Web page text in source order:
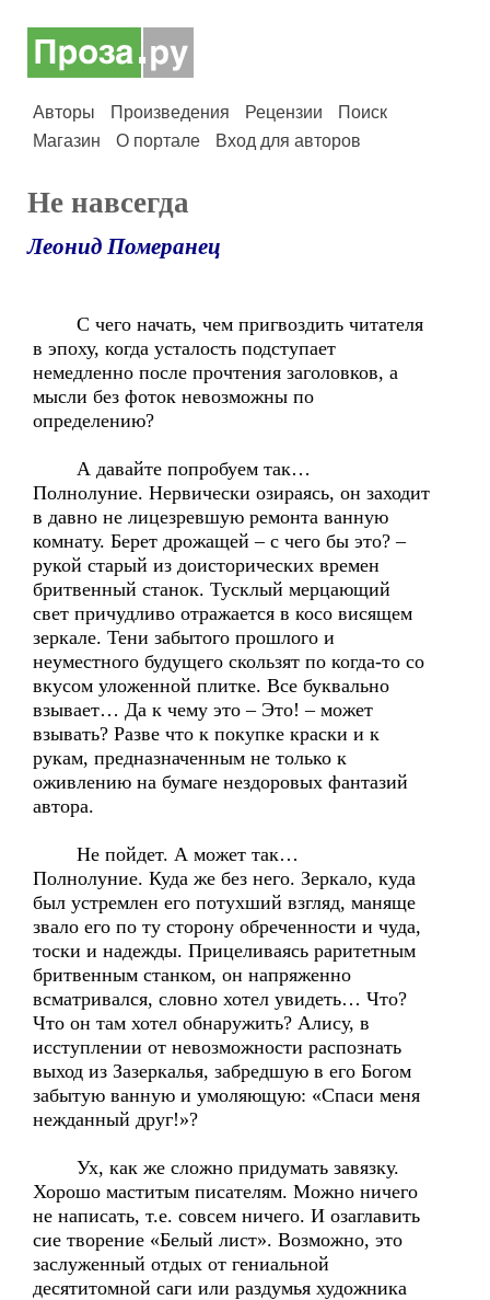
Авторы Произведения Рецензии
Поиск
Магазин
О портале Вход для авторов
Не навсегда
Леонид Померанец
С чего начать, чем пригвоздить читателя
в эпоху, когда усталость подступает
немедленно после прочтения заголовков, а
мысли без фоток невозможны по
определению?
А давайте попробуем так…
Полнолуние. Нервически озираясь, он заходит
в давно не лицезревшую ремонта ванную
комнату. Берет дрожащей – с чего бы это? –
рукой старый из доисторических времен
бритвенный станок. Тусклый мерцающий
свет причудливо отражается в косо висящем
зеркале. Тени забытого прошлого и
неуместного будущего скользят по когда-то со
вкусом уложенной плитке. Все буквально
взывает… Да к чему это – Это! – может
взывать? Разве что к покупке краски и к
рукам, предназначенным не только к
оживлению на бумаге нездоровых фантазий
автора.
Не пойдет. А может так…
Полнолуние. Куда же без него. Зеркало, куда
был устремлен его потухший взгляд, маняще
звало его по ту сторону обреченности и чуда,
тоски и надежды. Прицеливаясь раритетным
бритвенным станком, он напряженно
всматривался, словно хотел увидеть… Что?
Что он там хотел обнаружить? Алису, в
исступлении от невозможности распознать
выход из Зазеркалья, забредшую в его Богом
забытую ванную и умоляющую: «Спаси меня
нежданный друг!»?
Ух, как же сложно придумать завязку.
Хорошо маститым писателям. Можно ничего
не написать, т.е. совсем ничего. И озаглавить
сие творение «Белый лист». Возможно, это
заслуженный отдых от гениальной
десятитомной саги или раздумья художника